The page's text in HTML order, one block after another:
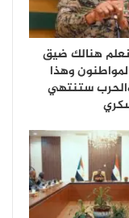
هنالك ضيق
وهذا
ستنتهي